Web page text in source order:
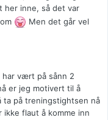
her inne, så det var
Men det går vel
vært på sånn 2
er jeg motivert til å
ta på treningstightsen nå
ikke flaut å komme inn